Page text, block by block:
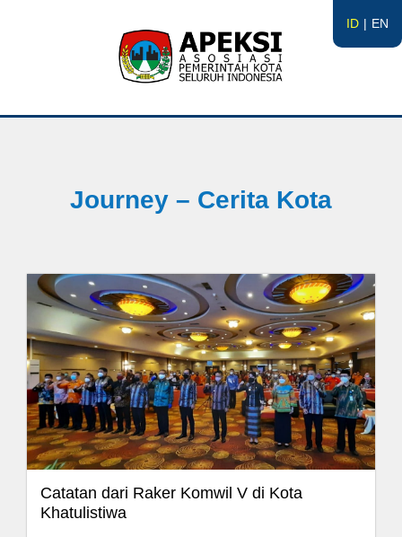
ID EN
APEKSI
Journey – Cerita Kota
Catatan dari Raker Komwil V di Kota
Khatulistiwa